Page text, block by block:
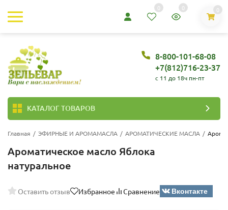
0 0 0
8-800-101-68-08
+7(812)716-23-37
c 11 до 18ч пн-пт
КАТАЛОГ ТОВАРОВ
Главная / ЭФИРНЫЕ И АРОМАМАСЛА / АРОМАТИЧЕСКИЕ МАСЛА /
Ароматическое масло Яблока
натуральное
Оставить отзыв Избранное Сравнение Вконтакте